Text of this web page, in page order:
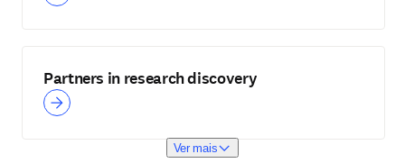
Partners in research discovery
Ver mais